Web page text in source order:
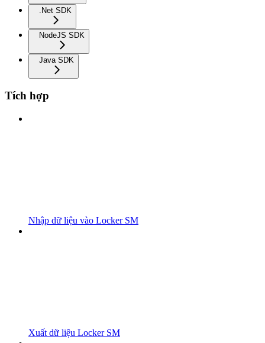
.Net SDK
NodeJS SDK
Java SDK
Tích hợp
Nhập dữ liệu vào Locker SM
Xuất dữ liệu Locker SM